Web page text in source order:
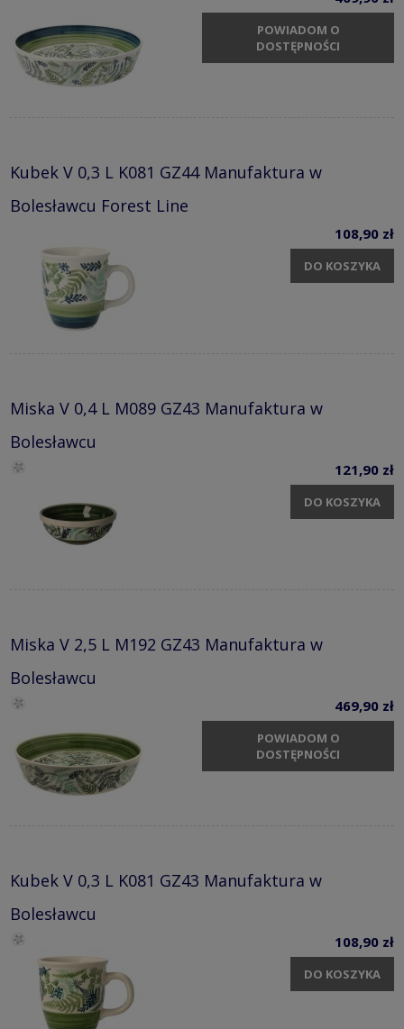
POWIADOM O
DOSTĘPNOŚCI
Kubek V 0,3 L K081 GZ44 Manufaktura w
Bolesławcu Forest Line
108,90 zł
DO KOSZYKA
Miska V 0,4 L M089 GZ43 Manufaktura w
Bolesławcu
121,90 zł
DO KOSZYKA
Miska V 2,5 L M192 GZ43 Manufaktura w
Bolesławcu
469,90 zł
POWIADOM O
DOSTĘPNOŚCI
Kubek V 0,3 L K081 GZ43 Manufaktura w
Bolesławcu
108,90 zł
DO KOSZYKA